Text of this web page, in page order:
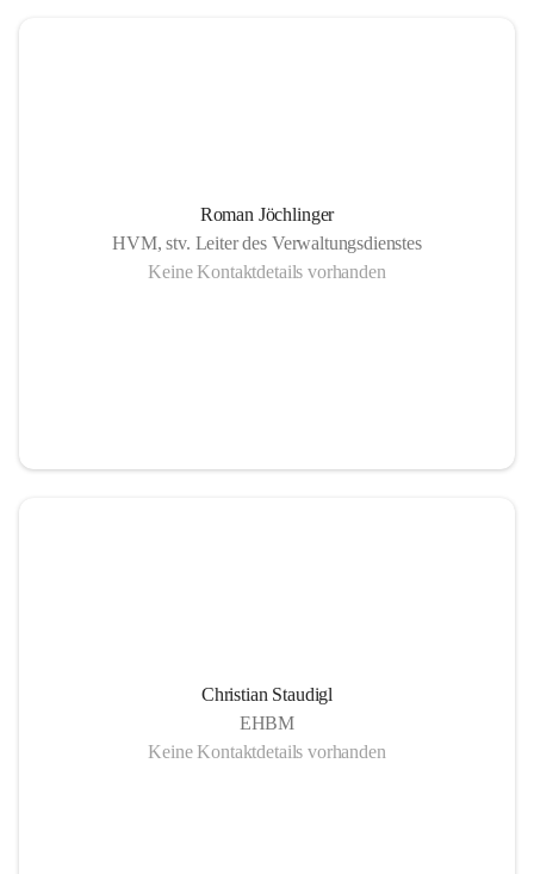
Roman Jöchlinger
HVM, stv. Leiter des Verwaltungsdienstes
Keine Kontaktdetails vorhanden
Christian Staudigl
EHBM
Keine Kontaktdetails vorhanden